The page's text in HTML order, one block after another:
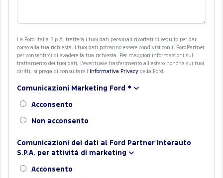
La Ford Italia S.p.A. tratterà i tuoi dati personali riportati di seguito per dar
corso alla tua richiesta. I tuoi dati potranno essere condivisi con il FordPartner
per consentirci di evadere la tua richiesta. Per maggiori informazioni sul
trattamento dei tuoi dati, l'eventuale trasferimento all'estero nonchè sui tuoi
diritti, si prega di consultare l' Informativa Privacy della Ford.
Comunicazioni Marketing Ford *
Acconsento
Non acconsento
Comunicazioni dei dati al Ford Partner Interauto
S.P.A. per attività di marketing
Acconsento